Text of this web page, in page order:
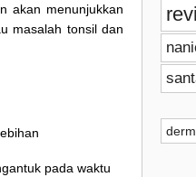
akan menunjukkan
masalah tonsil dan
pada waktu
►